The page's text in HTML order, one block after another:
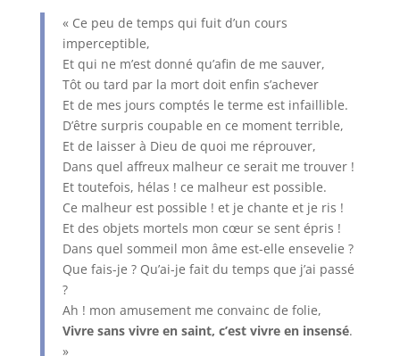
« Ce peu de temps qui fuit d’un cours
imperceptible,
Et qui ne m’est donné qu’afin de me sauver,
Tôt ou tard par la mort doit enfin s’achever
Et de mes jours comptés le terme est infaillible.
D’être surpris coupable en ce moment terrible,
Et de laisser à Dieu de quoi me réprouver,
Dans quel affreux malheur ce serait me trouver !
Et toutefois, hélas ! ce malheur est possible.
Ce malheur est possible ! et je chante et je ris !
Et des objets mortels mon cœur se sent épris !
Dans quel sommeil mon âme est-elle ensevelie ?
Que fais-je ? Qu’ai-je fait du temps que j’ai passé
?
Ah ! mon amusement me convainc de folie,
Vivre sans vivre en saint, c’est vivre en insensé.
»